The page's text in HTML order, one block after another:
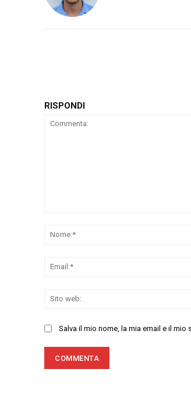
RISPONDI
Salva il mio nome, la mia email e il